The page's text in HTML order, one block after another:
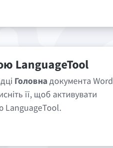
LanguageTool
Головнадокумента Word
її, щоб активувати
LanguageTool.